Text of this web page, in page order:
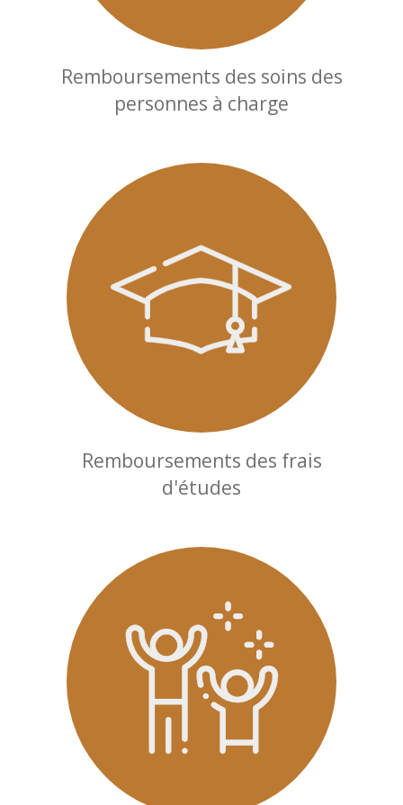
Remboursements des soins des
personnes à charge
Remboursements des frais
d'études